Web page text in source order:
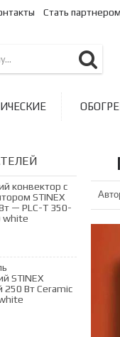
Стать партнером
конвектор с
STINEX
— PLC-T 350-
white
STINEX
250 Вт Ceramic